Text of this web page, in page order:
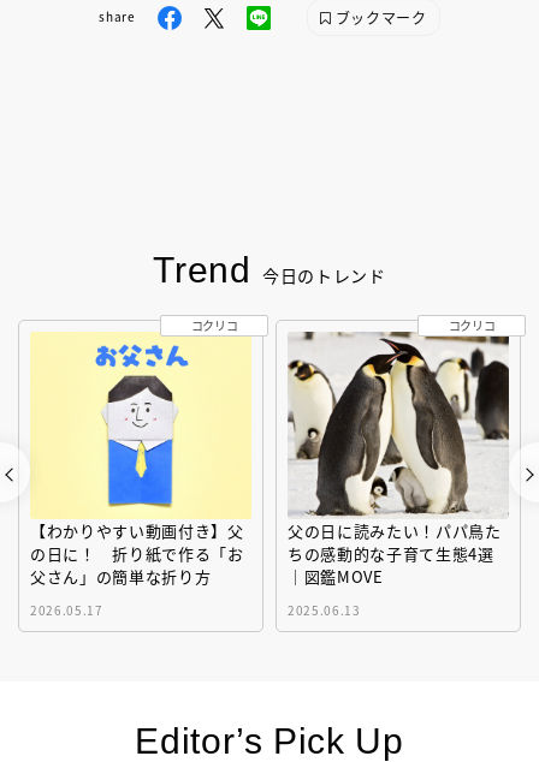
share ブックマーク
Trend 今日のトレンド
【わかりやすい動画付き】父
の日に！ 折り紙で作る「お
父さん」の簡単な折り方
2026.05.17
コクリコ
父の日に読みたい！パパ鳥た
ちの感動的な子育て生態4選
｜図鑑MOVE
2025.06.13
コクリコ
Editor’s Pick Up